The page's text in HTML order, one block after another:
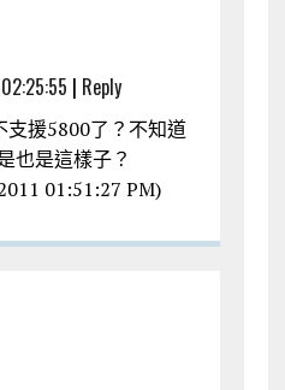
| Reply
支援5800了？不知道
也是這樣子？
01:51:27 PM)